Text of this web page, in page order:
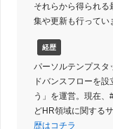
それらから得られる
集や更新も行ってい
経歴
パーソルテンプス
ドバンスフローを
う」を運営。現在
どHR領域に関する
歴はコチラ